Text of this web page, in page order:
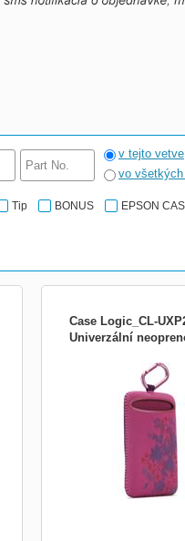
v tejto vetve
vo
Tip BONUS EPSON
Case Logic_CL-
Univerzální
* Neoprenové pouzdro
elektroniku od mobilních
MP3&amp;MP4
fotoaparáty; * Pružný
brání náhodnému
samostatné kapsy jedna
druhá na příslušenství